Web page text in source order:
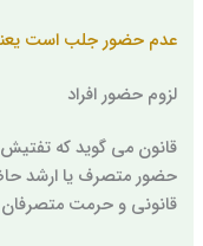
عدم حضور جلب است
لزوم حضور افراد
قانون می گوید که
حضور متصرف یا ارشد
قانونی و حرمت متصرفان